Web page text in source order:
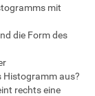
mit
die Form des
Histogramm aus?
rechts eine